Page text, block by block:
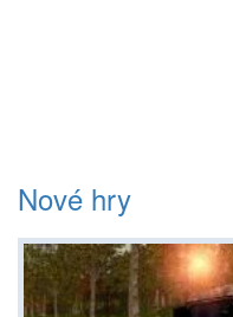
Nové hry